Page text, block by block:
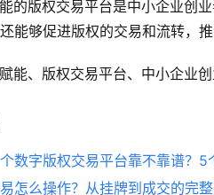
的版权交易平台是中小企业创
能够促进版权的交易和流转，
能、版权交易平台、中小企业
数字版权交易平台靠不靠谱？5
怎么操作？从挂牌到成交的完